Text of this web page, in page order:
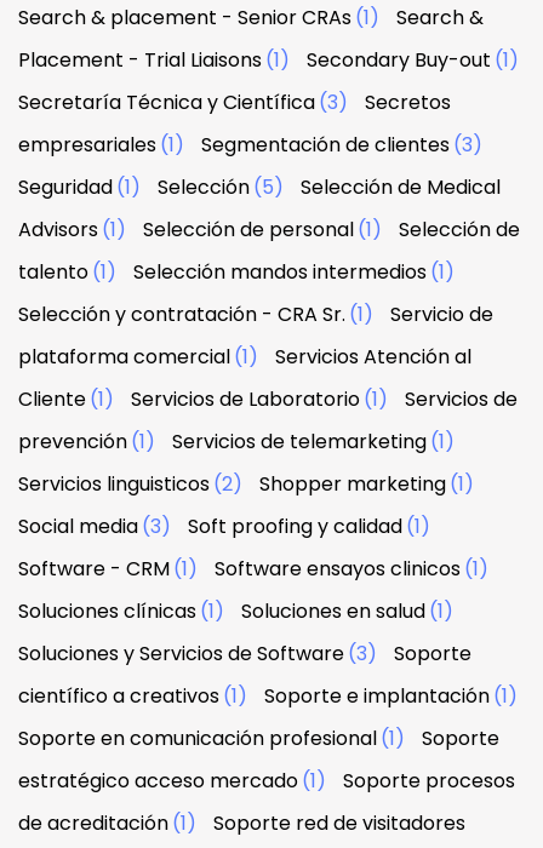
Search & placement - Senior CRAs(1)
Search &
Placement - Trial Liaisons(1) Secondary Buy-out (1)
Secretaría Técnica y Científica(3)
Secretos
empresariales(1) Segmentación de clientes(3)
Seguridad(1) Selección(5)
Selección de Medical
Advisors(1) Selección de personal(1)
Selección de
talento(1) Selección mandos intermedios(1)
Selección y contratación - CRA Sr. (1)
Servicio de
plataforma comercial(1)
Servicios Atención al
Cliente(1) Servicios de Laboratorio(1)
Servicios de
prevención(1) Servicios de telemarketing(1)
Servicios linguisticos(2) Shopper marketing(1)
Social media(3) Soft proofing y calidad(1)
Software - CRM(1) Software ensayos clinicos(1)
Soluciones clínicas(1) Soluciones en salud(1)
Soluciones y Servicios de Software(3)
Soporte
científico a creativos(1) Soporte e implantación(1)
Soporte en comunicación profesional(1)
Soporte
estratégico acceso mercado(1)
Soporte procesos
de acreditación(1)
Soporte red de visitadores